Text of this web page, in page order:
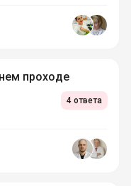
проходе
4 ответа